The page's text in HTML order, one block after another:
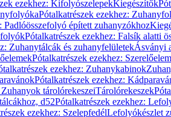
ezekhez: KifolyószelepekKiegészítők
Pótalkatrészek ezekhez:
Padlóösszefolyó épített zuhanyzókhoz
Pótalkatrészek ezekhez: Falsík alatti
Zuhanytálcák és zuhanyfelületekÁsványi
Pótalkatrészek ezekhez:
ezekhez: Zuhanykabinok
Pótalkatrészek ezekhez:
tárolórekeszeiTárolórekeszek
d52Pótalkatrészek ezekhez:
ezekhez: SzelepfedélLefolyókészlet